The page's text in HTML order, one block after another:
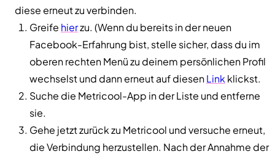
diese erneut zu verbinden.
Greife hierzu. (Wenn du bereits in der neuen
Facebook-Erfahrung bist, stelle sicher, dass du im
oberen rechten Menü zu deinem persönlichen Profil
wechselst und dann erneut auf diesenLink klickst.
Suche die Metricool-App in der Liste und entferne
sie.
Gehe jetzt zurück zu Metricool und versuche erneut,
die Verbindung herzustellen. Nach der Annahme der